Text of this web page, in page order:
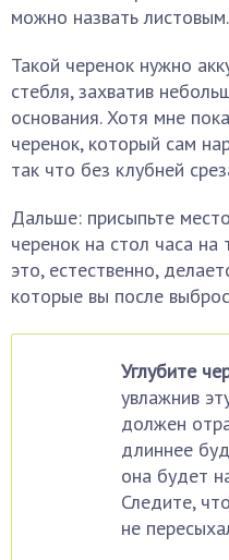
можно назвать листовым.
Такой черенок нужно
стебля, захватив
основания. Хотя мне
черенок, который сам
так что без клубней
Дальше: присыпьте
черенок на стол часа
это, естественно,
которые вы после
Углубите
увлажнив
должен
длиннее
она будет
Следите,
не